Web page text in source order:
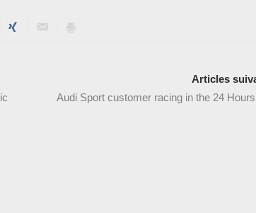
Articles
Audi Sport customer racing in the 24